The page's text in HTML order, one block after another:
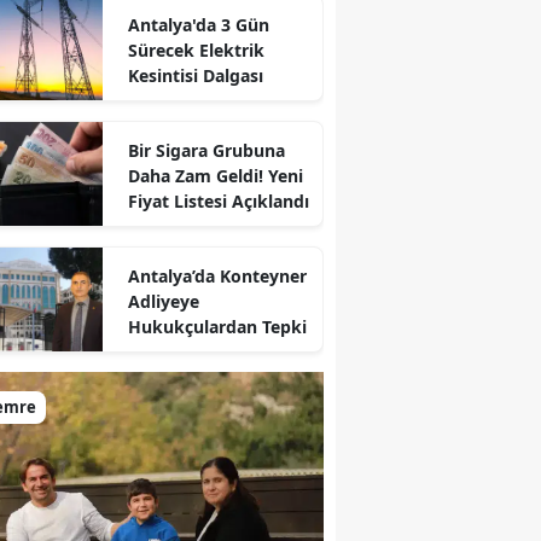
Antalya'da 3 Gün
Sürecek Elektrik
Kesintisi Dalgası
Bir Sigara Grubuna
Daha Zam Geldi! Yeni
Fiyat Listesi Açıklandı
Antalya’da Konteyner
Adliyeye
Hukukçulardan Tepki